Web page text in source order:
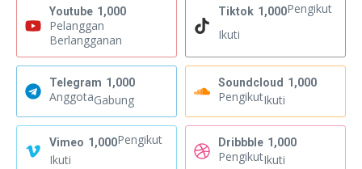
Youtube 1,000
Pelanggan
Berlangganan
Tiktok 1,000Pengikut
Ikuti
Telegram 1,000
AnggotaGabung
Soundcloud 1,000
PengikutIkuti
Vimeo 1,000Pengikut
Ikuti
Dribbble 1,000
PengikutIkuti